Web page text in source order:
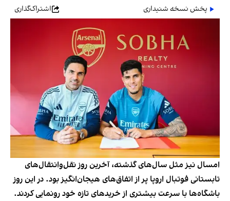
پخش نسخه شنیداری
اشتراک‌گذاری
امسال نیز مثل سال‌های گذشته، آخرین روز نقل‌وانتقال‌های
تابستانی فوتبال اروپا پر از اتفاق‌های هیجان‌انگیز بود. در این روز
باشگاه‌ها با سرعت بیشتری از خریدهای تازه خود رونمایی کردند.